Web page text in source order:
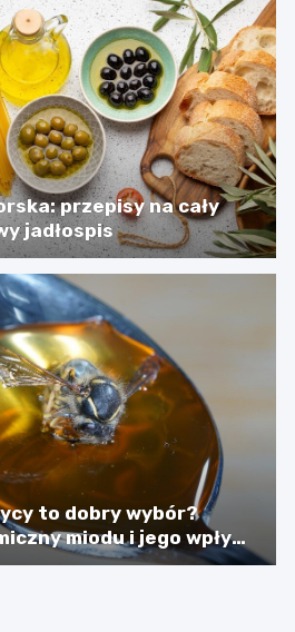
przepisy na cały
jadłospis
to dobry wybór?
miodu i jego wpływ